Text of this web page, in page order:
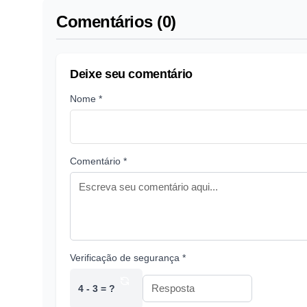
Comentários (0)
Deixe seu comentário
Nome *
Comentário *
Verificação de segurança *
4 - 3 = ?